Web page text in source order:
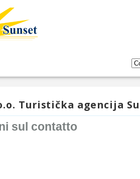
Turistička agencija
sul contatto